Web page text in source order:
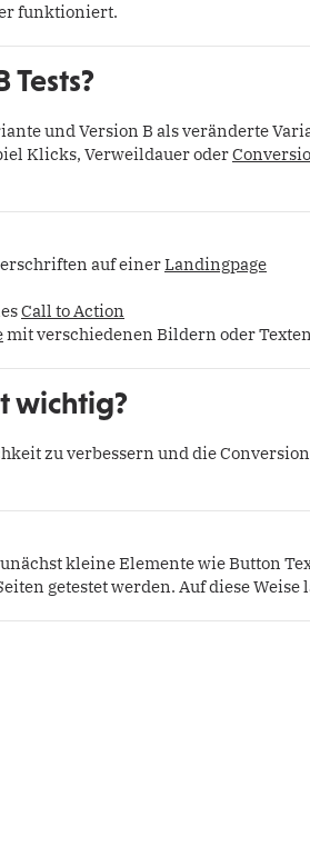
funktioniert.
und Version B als veränderte
Klicks, Verweildauer oder
auf einerLandingpage
Call to Action
mit verschiedenen Bildern oder Texten
wichtig?
zu verbessern und die
kleine Elemente wie Button
getestet werden. Auf diese